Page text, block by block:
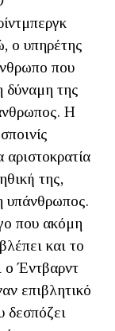
ο υπηρέτης
που
δύναμη της
Η
της,
υπάνθρωπος.
που ακόμη
και το
ο Έντβαρντ
επιβλητικό
δεσπόζει